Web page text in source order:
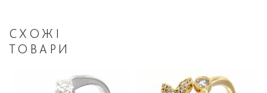
СХОЖІ
ТОВАРИ